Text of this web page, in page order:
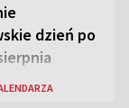
dzień po